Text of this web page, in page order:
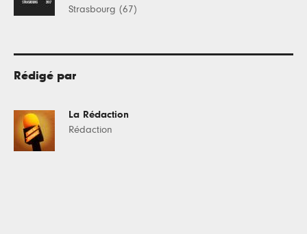
Strasbourg (67)
Rédigé par
La Rédaction
Rédaction